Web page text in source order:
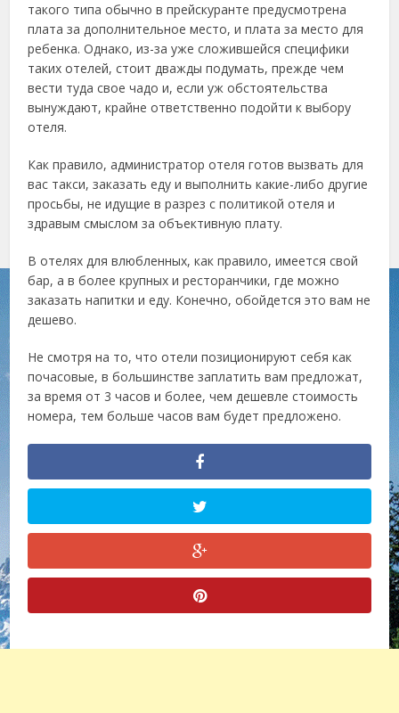
такого типа обычно в прейскуранте предусмотрена
плата за дополнительное место, и плата за место для
ребенка. Однако, из-за уже сложившейся специфики
таких отелей, стоит дважды подумать, прежде чем
вести туда свое чадо и, если уж обстоятельства
вынуждают, крайне ответственно подойти к выбору
отеля.
Как правило, администратор отеля готов вызвать для
вас такси, заказать еду и выполнить какие-либо другие
просьбы, не идущие в разрез с политикой отеля и
здравым смыслом за объективную плату.
В отелях для влюбленных, как правило, имеется свой
бар, а в более крупных и ресторанчики, где можно
заказать напитки и еду. Конечно, обойдется это вам не
дешево.
Не смотря на то, что отели позиционируют себя как
почасовые, в большинстве заплатить вам предложат,
за время от 3 часов и более, чем дешевле стоимость
номера, тем больше часов вам будет предложено.